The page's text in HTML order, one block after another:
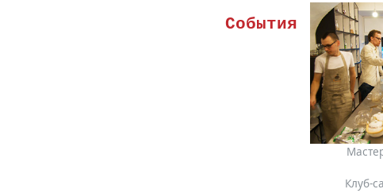
События
Клуб-